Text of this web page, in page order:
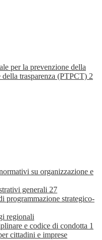
per la prevenzione della
della trasparenza (PTPCT) 2
su organizzazione e
generali 27
programmazione strategico-
regionali
e codice di condotta 1
cittadini e imprese